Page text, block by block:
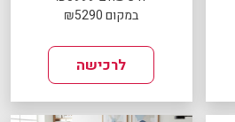
במקום ₪5290
לרכישה